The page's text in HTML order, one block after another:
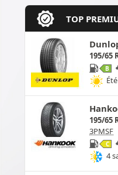
TOP
195/65
B
Été
195/65
3PMSF
C
4